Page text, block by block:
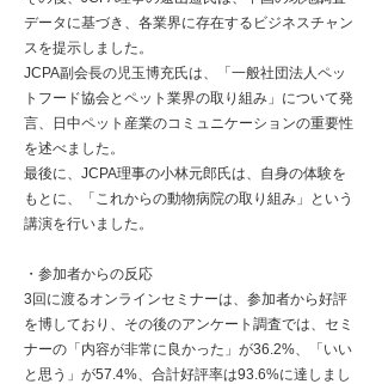
データに基づき、各業界に存在するビジネスチャン
スを提示しました。
JCPA副会長の児玉博充氏は、「一般社団法人ペッ
トフード協会とペット業界の取り組み」について発
言、日中ペット産業のコミュニケーションの重要性
を述べました。
最後に、JCPA理事の小林元郎氏は、自身の体験を
もとに、「これからの動物病院の取り組み」という
講演を行いました。
・参加者からの反応
3回に渡るオンラインセミナーは、参加者から好評
を博しており、その後のアンケート調査では、セミ
ナーの「内容が非常に良かった」が36.2%、「いい
と思う」が57.4%、合計好評率は93.6%に達しまし